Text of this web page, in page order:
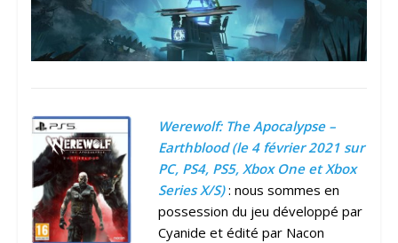
Werewolf: The Apocalypse –
Earthblood (le 4 février 2021 sur
PC, PS4, PS5, Xbox One et Xbox
Series X/S): nous sommes en
possession du jeu développé par
Cyanide et édité par Nacon